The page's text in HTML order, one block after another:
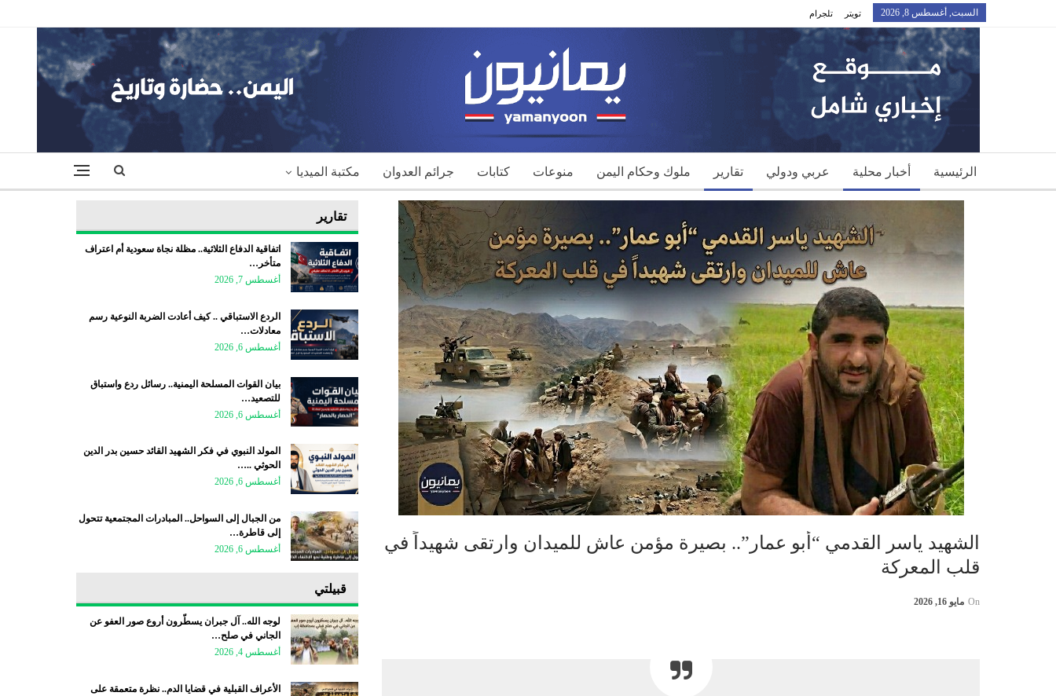
السبت, أغسطس 8, 2026 تويتر تلجرام
الرئيسية أخبار محلية عربي ودولي تقارير ملوك وحكام اليمن منوعات كتابات جرائم العدوان مكتبة الميديا
الشهيد ياسر القدمي “أبو عمار”.. بصيرة مؤمن عاش للميدان وارتقى شهيداً في
قلب المعركة
On مايو 16, 2026
تقارير
اتفاقية الدفاع الثلاثية.. مظلة نجاة سعودية أم اعتراف
متأخر…
أغسطس 7, 2026
الردع الاستباقي .. كيف أعادت الضربة النوعية رسم
معادلات…
أغسطس 6, 2026
بيان القوات المسلحة اليمنية.. رسائل ردع واستباق
للتصعيد…
أغسطس 6, 2026
المولد النبوي في فكر الشهيد القائد حسين بدر الدين
الحوثي ..…
أغسطس 6, 2026
من الجبال إلى السواحل.. المبادرات المجتمعية تتحول
إلى قاطرة…
أغسطس 6, 2026
قبيلتي
لوجه الله.. آل جبران يسطّرون أروع صور العفو عن
الجاني في صلح…
أغسطس 4, 2026
الأعراف القبلية في قضايا الدم.. نظرة متعمقة على